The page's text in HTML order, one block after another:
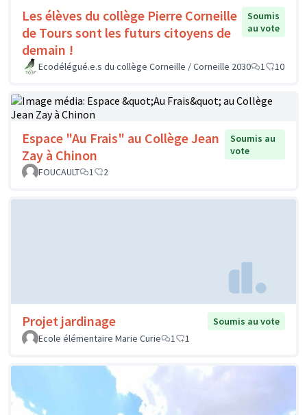
Les élèves du collège Pierre Corneille
de Tours sont les futurs citoyens de
demain !
Soumis
au vote
Ecodélégué.e.s du collège Corneille / Corneille 2030 1 10
Espace "Au Frais" au Collège Jean
Zay à Chinon
Soumis au
vote
FOUCAULT
1 2
Projet jardinage
Soumis au vote
Ecole élémentaire Marie Curie
1 1